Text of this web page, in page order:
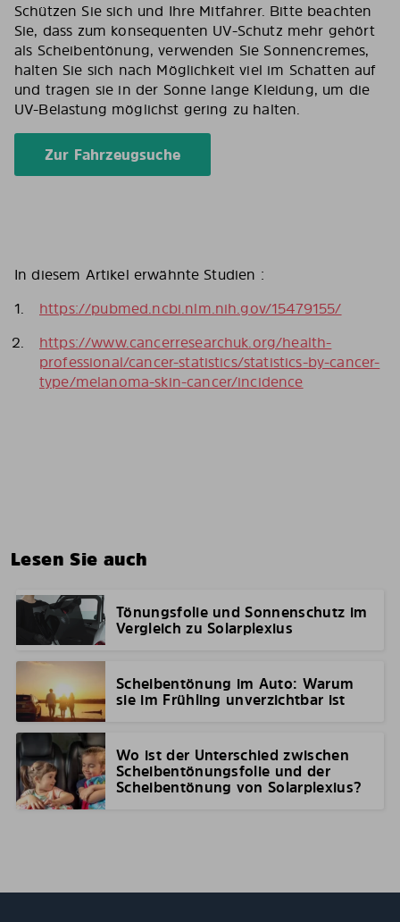
Schützen Sie sich und Ihre Mitfahrer. Bitte beachten
Sie, dass zum konsequenten UV-Schutz mehr gehört
als Scheibentönung, verwenden Sie Sonnencremes,
halten Sie sich nach Möglichkeit viel im Schatten auf
und tragen sie in der Sonne lange Kleidung, um die
UV-Belastung möglichst gering zu halten.
Zur Fahrzeugsuche
In diesem Artikel erwähnte Studien :
https://pubmed.ncbi.nlm.nih.gov/15479155/
https://www.cancerresearchuk.org/health-
professional/cancer-statistics/statistics-by-cancer-
type/melanoma-skin-cancer/incidence
Lesen Sie auch
Tönungsfolie und Sonnenschutz im
Vergleich zu Solarplexius
Scheibentönung im Auto: Warum
sie im Frühling unverzichtbar ist
Wo ist der Unterschied zwischen
Scheibentönungsfolie und der
Scheibentönung von Solarplexius?